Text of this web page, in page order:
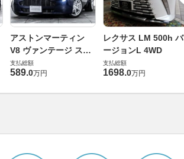
アストンマーティン
V8 ヴァンテージ スポ
ーツシフト
支払総額
589.0万円
レクサス LM 500h バ
ージョンL 4WD
支払総額
1698.0万円